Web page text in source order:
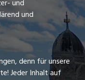
und
und
denn für unsere
Jeder Inhalt auf